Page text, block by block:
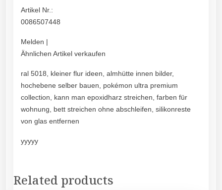
Artikel Nr.:
0086507448
Melden |
Ähnlichen Artikel verkaufen
ral 5018, kleiner flur ideen, almhütte innen bilder,
hochebene selber bauen, pokémon ultra premium
collection, kann man epoxidharz streichen, farben für
wohnung, bett streichen ohne abschleifen, silikonreste
von glas entfernen
yyyyy
Related products